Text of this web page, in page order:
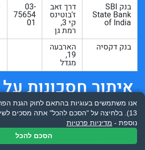
בנק SBI
State Bank
of India
דרך זאב
ז'בוטינס
קי 3,
רמת גן
03-
75654
01
בנק דקסיה
הארבעה
19,
מגדל
איתור חסכונות
שנפטר או תחת
הר הכסף לא רק דואג לכם, אלא גם
אנו משתמשים בעוגיות בהתאם לחוק הגנת
13). בלחיצה על "הסכם להכל" אתה מסכים לשימוש בעוגיות.
נוספת - מדיניות פרטיות
הסכם להכל